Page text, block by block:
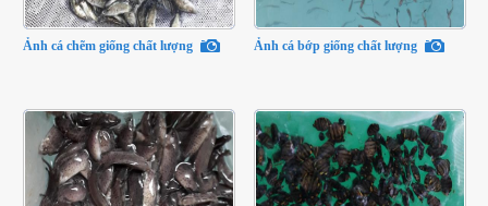
Ảnh cá chẽm giống chất lượng Ảnh cá bớp giống chất lượng